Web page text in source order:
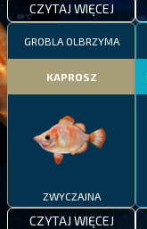
CZYTAJ WIĘCEJ
GROBLA OLBRZYMA
KAPROSZ
ZWYCZAJNA
CZYTAJ WIĘCEJ